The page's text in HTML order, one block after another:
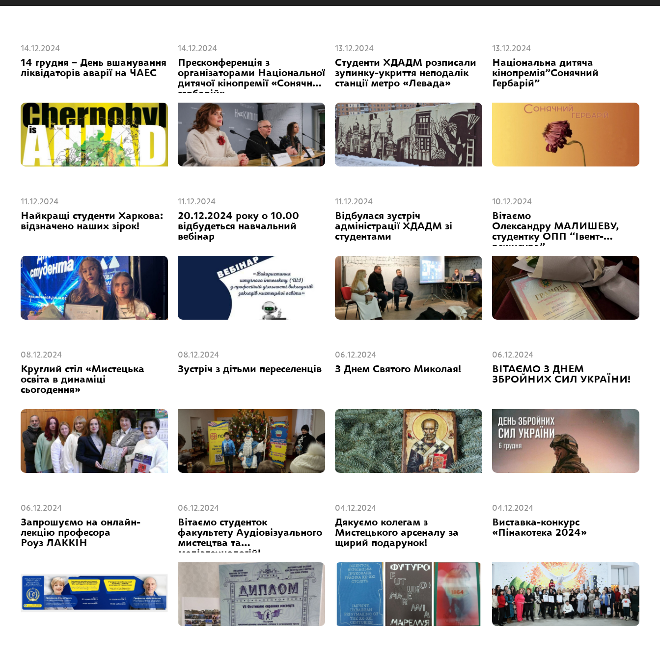
14.12.2024
14 грудня – День вшанування
ліквідаторів аварії на ЧАЕС
14.12.2024
Пресконференція з
організаторами Національної
дитячої кінопремії «Сонячний
гербарій»
13.12.2024
Студенти ХДАДМ розписали
зупинку-укриття неподалік
станції метро «Левада»
13.12.2024
Національна дитяча
кінопремія”Сонячний
Гербарій”
11.12.2024
Найкращі студенти Харкова:
відзначено наших зірок!
11.12.2024
20.12.2024 року о 10.00
відбудеться навчальний
вебінар
11.12.2024
Відбулася зустріч
адміністрації ХДАДМ зі
студентами
10.12.2024
Вітаємо
Олександру МАЛИШЕВУ,
студентку ОПП “Івент-
режисура”
08.12.2024
Круглий стіл «Мистецька
освіта в динаміці
сьогодення»
08.12.2024
Зустріч з дітьми переселенців
06.12.2024
З Днем Святого Миколая!
06.12.2024
ВІТАЄМО З ДНЕМ
ЗБРОЙНИХ СИЛ УКРАЇНИ!
06.12.2024
Запрошуємо на онлайн-
лекцію професора
Роуз ЛАККІН
06.12.2024
Вітаємо студенток
факультету Аудіовізуального
мистецтва та
медіатехнологій!
04.12.2024
Дякуємо колегам з
Мистецького арсеналу за
щирий подарунок!
04.12.2024
Виставка-конкурс
«Пінакотека 2024»